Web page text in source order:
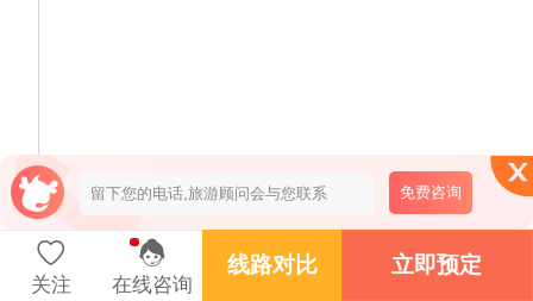
大棱镜
关注 在线咨询
线路对比 立即预定
免费咨询